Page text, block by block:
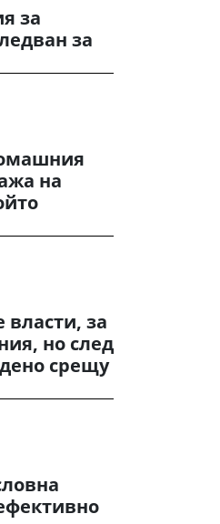
за
за
на
за
но след
срещу